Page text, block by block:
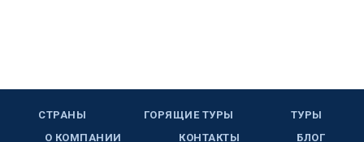
СТРАНЫ ГОРЯЩИЕ ТУРЫ
ТУРЫ
О КОМПАНИИ
КОНТАКТЫ БЛОГ